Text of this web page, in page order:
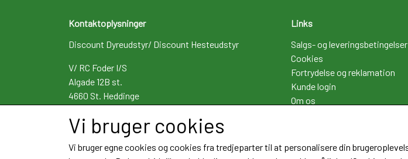
Kontaktoplysninger
Discount Dyreudstyr/ Discount Hesteudstyr
V/ RC Foder I/S
Algade 12B st.
4660 St. Heddinge
CVR: 34109362
Links
Salgs- og leveringsbetingelser
Cookies
Fortrydelse og reklamation
Kunde login
Om os
Vi bruger cookies
Vi bruger egne cookies og cookies fra tredjeparter til at personalisere din